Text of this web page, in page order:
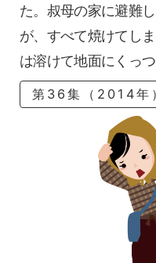
た。叔母の家に避難
が、すべて焼けてし
は溶けて地面にくっつ
第36集（2014年